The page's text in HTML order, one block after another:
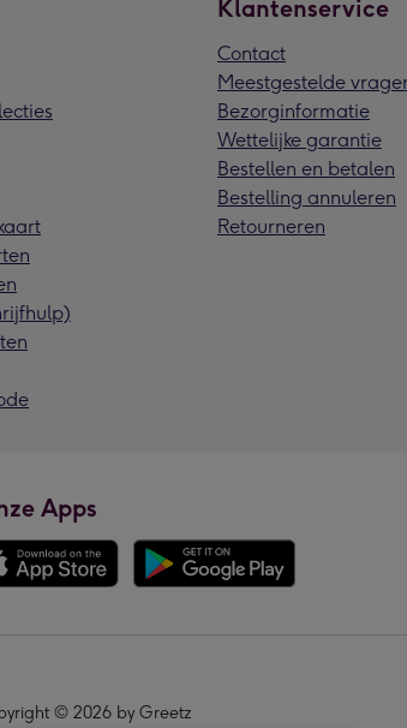
Klantenservice
Contact
Meestgestelde
Bezorginformatie
Wettelijke garantie
Bestellen en betalen
Bestelling annuleren
Retourneren
Apps
© 2026 by Greetz